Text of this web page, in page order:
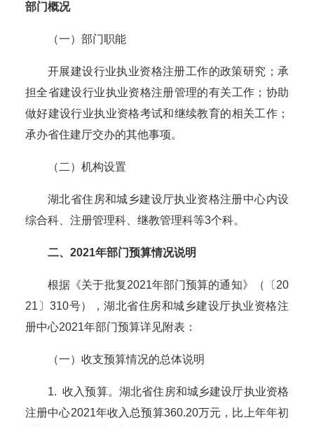
部门概况
（一）部门职能
开展建设行业执业资格注册工作的政策研究；承
担全省建设行业执业资格注册管理的有关工作；协助
做好建设行业执业资格考试和继续教育的相关工作 ；
承办省住建厅交办的其他事项。
（二）机构设置
湖北省住房和城乡建设厅执业资格注册中心内设
综合科、注册管理科、继教管理科等3个科。
二、 2021年部门预算情况说明
根据《关于批复2021年部门预算的通知》（〔 20
21〕310号），湖北省住房和城乡建设厅执业资格注
册中心2021年部门预算详见附表：
（一）收支预算情况的总体说明
1. 收入预算。湖北省住房和城乡建设厅执业资格
注册中心2021年收入总预算360.20万元，比上年年初